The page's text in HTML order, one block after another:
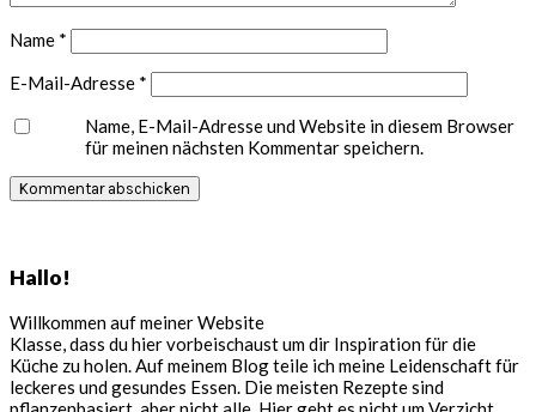
Name *
E-Mail-Adresse *
Name, E-Mail-Adresse und Website in diesem Browser
für meinen nächsten Kommentar speichern.
Hallo!
Willkommen auf meiner Website
Klasse, dass du hier vorbeischaust um dir Inspiration für die
Küche zu holen. Auf meinem Blog teile ich meine Leidenschaft für
leckeres und gesundes Essen. Die meisten Rezepte sind